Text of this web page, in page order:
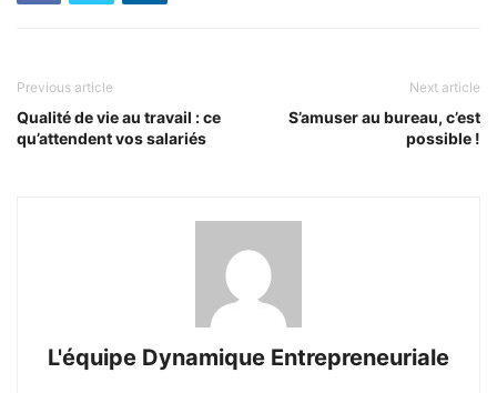
Previous article
Qualité de vie au travail : ce
qu’attendent vos salariés
Next article
S’amuser au bureau, c’est
possible !
L'équipe Dynamique Entrepreneuriale